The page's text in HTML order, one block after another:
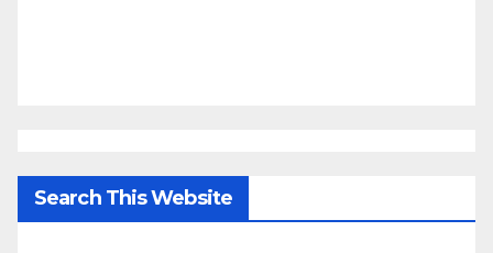
Search This Website